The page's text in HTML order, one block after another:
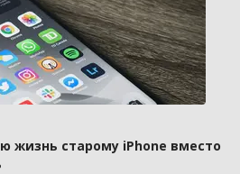
жизнь старому iPhone вместо